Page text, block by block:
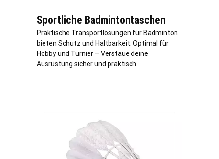
Sportliche Badmintontaschen
Praktische Transportlösungen für Badminton
bieten Schutz und Haltbarkeit. Optimal für
Hobby und Turnier – Verstaue deine
Ausrüstung sicher und praktisch.